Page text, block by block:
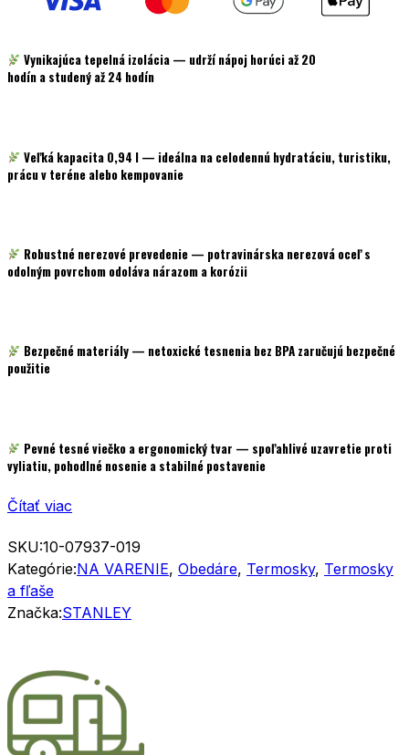
Vynikajúca tepelná izolácia — udrží nápoj horúci až 20
hodín a studený až 24 hodín
Veľká kapacita 0,94 l — ideálna na celodennú hydratáciu, turistiku,
prácu v teréne alebo kempovanie
Robustné nerezové prevedenie — potravinárska nerezová oceľ s
odolným povrchom odoláva nárazom a korózii
Bezpečné materiály — netoxické tesnenia bez BPA zaručujú bezpečné
použitie
Pevné tesné viečko a ergonomický tvar — spoľahlivé uzavretie proti
vyliatiu, pohodlné nosenie a stabilné postavenie
Čítať viac
SKU:10-07937-019
Kategórie:NA VARENIE, Obedáre, Termosky, Termosky
a fľaše
Značka:STANLEY